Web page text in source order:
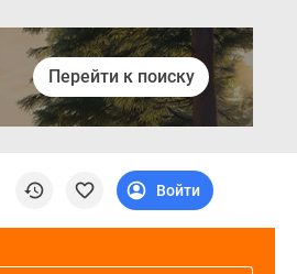
Перейти к поиску
Войти